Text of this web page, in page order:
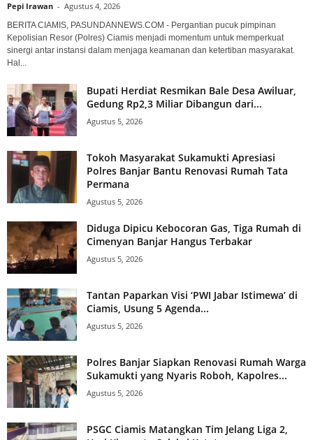
Pepi Irawan - Agustus 4, 2026
BERITA CIAMIS, PASUNDANNEWS.COM - Pergantian pucuk pimpinan
Kepolisian Resor (Polres) Ciamis menjadi momentum untuk memperkuat
sinergi antar instansi dalam menjaga keamanan dan ketertiban masyarakat.
Hal...
Bupati Herdiat Resmikan Bale Desa Awiluar,
Gedung Rp2,3 Miliar Dibangun dari...
Agustus 5, 2026
Tokoh Masyarakat Sukamukti Apresiasi
Polres Banjar Bantu Renovasi Rumah Tata
Permana
Agustus 5, 2026
Diduga Dipicu Kebocoran Gas, Tiga Rumah di
Cimenyan Banjar Hangus Terbakar
Agustus 5, 2026
Tantan Paparkan Visi ‘PWI Jabar Istimewa’ di
Ciamis, Usung 5 Agenda...
Agustus 5, 2026
Polres Banjar Siapkan Renovasi Rumah Warga
Sukamukti yang Nyaris Roboh, Kapolres...
Agustus 5, 2026
PSGC Ciamis Matangkan Tim Jelang Liga 2,